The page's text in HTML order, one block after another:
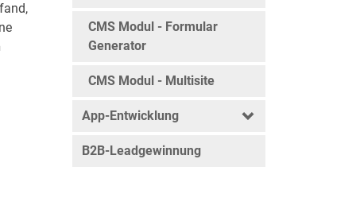
CMS Modul - Formular
Generator
CMS Modul - Multisite
App-Entwicklung
B2B-Leadgewinnung